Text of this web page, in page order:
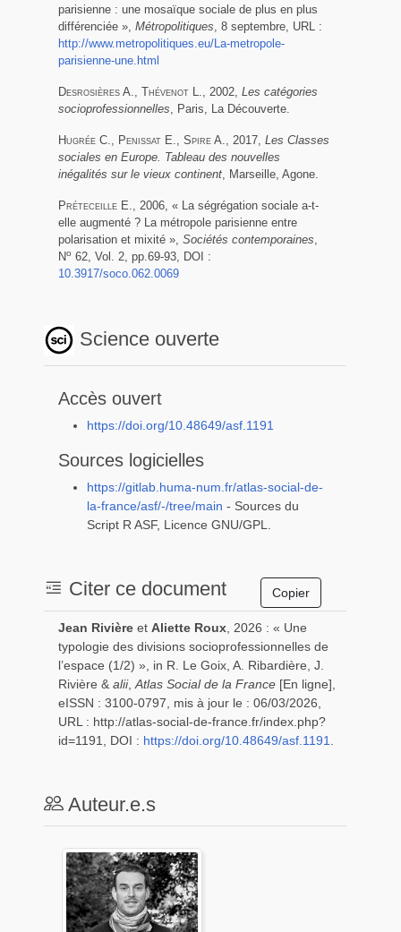
parisienne : une mosaïque sociale de plus en plus
différenciée », Métropolitiques , 8 septembre, URL :
http://www.metropolitiques.eu/La-metropole-
parisienne-une.html
Desrosières A. Thévenot L. , 2002, Les catégories
socioprofessionnelles , Paris, La Découverte.
Hugrée C. Penissat E. Spire A. , 2017, Les Classes
sociales en Europe. Tableau des nouvelles
inégalités sur le vieux continent , Marseille, Agone.
Préteceille E.
, 2006, « La ségrégation sociale a-t-
elle augmenté ? La métropole parisienne entre
polarisation et mixité », Sociétés contemporaines
No 62, Vol. 2, pp.69-93, DOI :
10.3917/soco.062.0069
Science ouverte
Accès ouvert
https://doi.org/10.48649/asf.1191
Sources logicielles
https://gitlab.huma-num.fr/atlas-social-de-
la-france/asf/-/tree/main - Sources du
Script R ASF, Licence GNU/GPL.
Citer ce document
Jean Rivière et Aliette Roux , 2026 : « Une
typologie des divisions socioprofessionnelles de
l’espace (1/2) », in R. Le Goix, A. Ribardière, J.
Rivière & alii, Atlas Social de la France [En ligne],
eISSN : 3100-0797, mis à jour le : 06/03/2026,
URL : http://atlas-social-de-france.fr/index.php?
id=1191, DOI : https://doi.org/10.48649/asf.1191
Auteur.e.s